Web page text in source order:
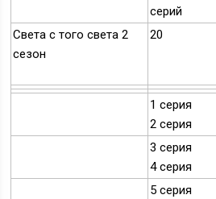
серий
Света с того света 2
сезон
20
1 серия
2 серия
3 серия
4 серия
5 серия